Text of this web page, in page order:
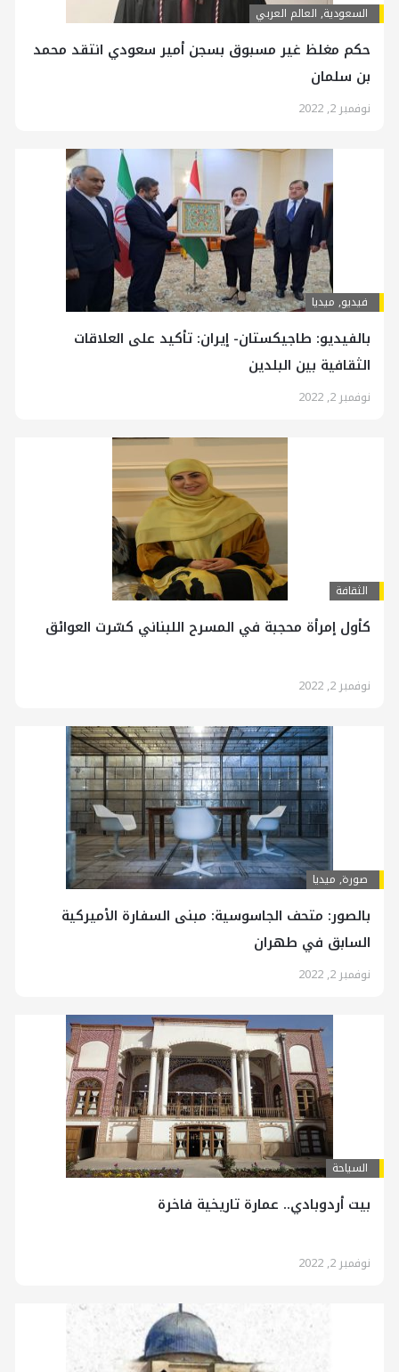
السعودية, العالم العربي
حكم مغلظ غير مسبوق بسجن أمير سعودي انتقد محمد
بن سلمان
نوفمبر 2, 2022
فیدیو, ميديا
بالفيديو: طاجيكستان- إيران: تأكيد على العلاقات
الثقافية بين البلدين
نوفمبر 2, 2022
الثقافة
كأول إمرأة محجبة في المسرح اللبناني كسّرت العوائق
نوفمبر 2, 2022
صورة, ميديا
بالصور: متحف الجاسوسية: مبنى السفارة الأميركية
السابق في طهران
نوفمبر 2, 2022
السياحة
بيت أردوبادي.. عمارة تاريخية فاخرة
نوفمبر 2, 2022